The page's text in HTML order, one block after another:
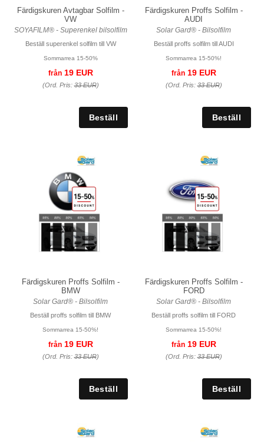
Färdigskuren Avtagbar Solfilm -
VW
SOYAFILM® - Superenkel bilsolfilm
Beställ superenkel solfilm till VW
Sommarrea 15-50%
från19 EUR
(Ord. Pris:33 EUR)
Färdigskuren Proffs Solfilm -
AUDI
Solar Gard® - Bilsolfilm
Beställ proffs solfilm till AUDI
Sommarrea 15-50%!
från19 EUR
(Ord. Pris:33 EUR)
Färdigskuren Proffs Solfilm -
BMW
Solar Gard® - Bilsolfilm
Beställ proffs solfilm till BMW
Sommarrea 15-50%!
från19 EUR
(Ord. Pris:33 EUR)
Färdigskuren Proffs Solfilm -
FORD
Solar Gard® - Bilsolfilm
Beställ proffs solfilm till FORD
Sommarrea 15-50%!
från19 EUR
(Ord. Pris:33 EUR)